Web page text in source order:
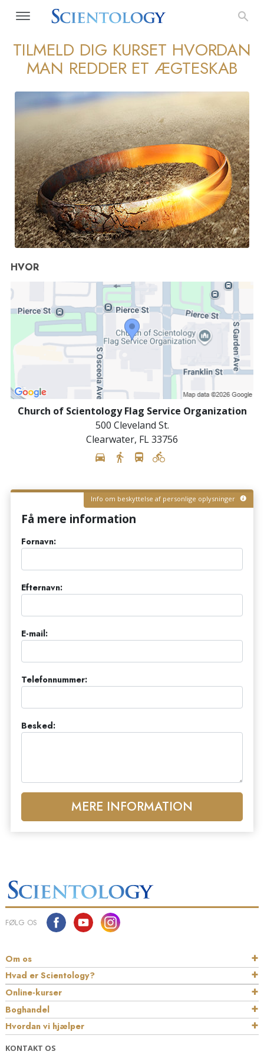
TILMELD DIG KURSET HVORDAN
MAN REDDER ET ÆGTESKAB
HVOR
Church of Scientology Flag Service Organization
500 Cleveland St.
Clearwater, FL33756
Info om beskyttelse af personlige oplysninger
Få mere information
Fornavn:
Efternavn:
E-mail:
Telefonnummer:
Besked:
MERE INFORMATION
FØLG OS
Om os
Hvad er Scientology?
Online-kurser
Boghandel
Hvordan vi hjælper
KONTAKT OS